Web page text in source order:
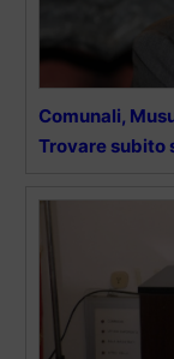
Comunali,
Trovare subito